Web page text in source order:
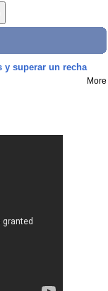
y superar un recha
More